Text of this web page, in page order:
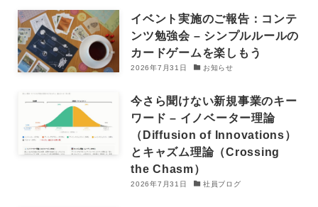
イベント実施のご報告：コンテ
ンツ勉強会 – シンプルルールの
カードゲームを楽しもう
2026年7月31日 お知らせ
今さら聞けない新規事業のキー
ワード – イノベーター理論
（Diffusion of Innovations）
とキャズム理論（Crossing
the Chasm）
2026年7月31日 社員ブログ